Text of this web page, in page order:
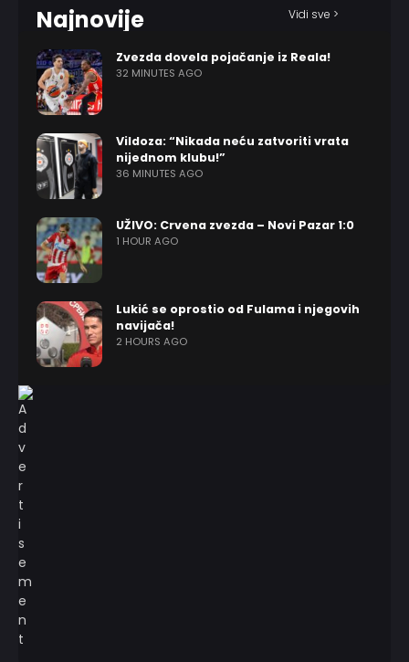
Najnovije Vidi sve >
Zvezda dovela pojačanje iz Reala!
32 MINUTES AGO
Vildoza: “Nikada neću zatvoriti vrata
nijednom klubu!”
36 MINUTES AGO
UŽIVO: Crvena zvezda – Novi Pazar 1:0
1 HOUR AGO
Lukić se oprostio od Fulama i njegovih
navijača!
2 HOURS AGO